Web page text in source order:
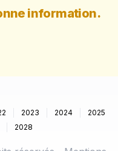
information.
2023 2024
2025
2028